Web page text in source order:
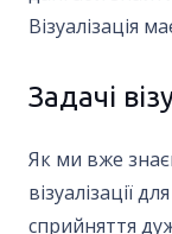
Візуалізація
Задачі
Як ми вже
візуалізації
сприйняття